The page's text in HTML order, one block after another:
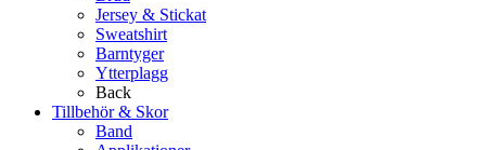
Jersey & Stickat
Sweatshirt
Barntyger
Ytterplagg
Back
Tillbehör & Skor
Band